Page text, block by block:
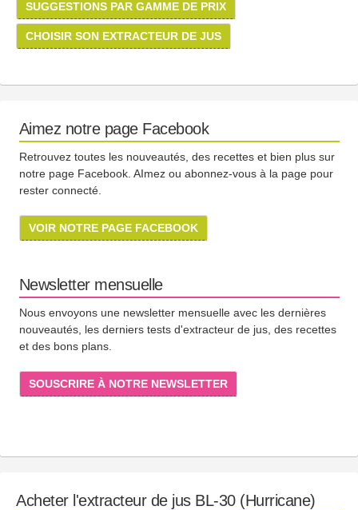
SUGGESTIONS PAR GAMME DE PRIX
CHOISIR SON EXTRACTEUR DE JUS
Aimez notre page Facebook
Retrouvez toutes les nouveautés, des recettes et bien plus sur
notre page Facebook. AImez ou abonnez-vous à la page pour
rester connecté.
VOIR NOTRE PAGE FACEBOOK
Newsletter mensuelle
Nous envoyons une newsletter mensuelle avec les dernières
nouveautés, les derniers tests d'extracteur de jus, des recettes
et des bons plans.
SOUSCRIRE À NOTRE NEWSLETTER
Acheter l'extracteur de jus BL-30 (Hurricane)